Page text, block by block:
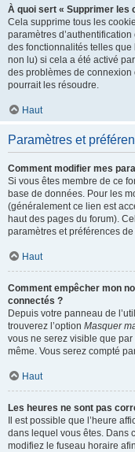
À quoi sert « Supprimer les
Cela supprime tous les
paramètres
des fonctionnalités telles
non lu) si cela a été activé
des problèmes de
pourrait les résoudre.
Haut
Paramètres et
Comment modifier mes
Si vous êtes membre de ce
base de données. Pour les
(généralement ce lien est
haut des pages du forum).
paramètres et préférences
Haut
Comment empêcher mon
connectés ?
Depuis votre panneau de
trouverez l’option Masquer
vous ne serez visible que
même. Vous serez compté
Haut
Les heures ne sont pas
Il est possible que l’heure
dans lequel vous êtes. Dans
modifiez le fuseau horaire